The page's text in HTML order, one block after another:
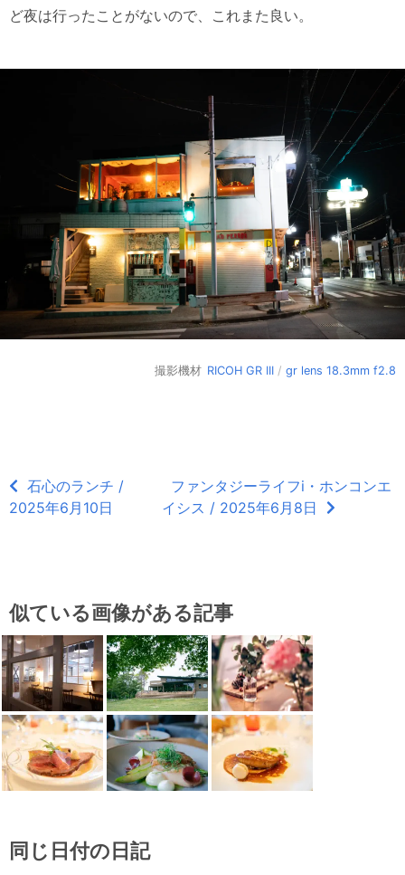
ど夜は行ったことがないので、これまた良い。
撮影機材 RICOH GR III / gr lens 18.3mm f2.8
石心のランチ /
2025年6月10日
ファンタジーライフi・ホンコンエ
イシス / 2025年6月8日
似ている画像がある記事
同じ日付の日記